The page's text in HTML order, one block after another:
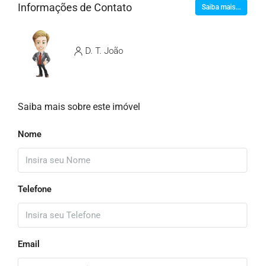
Informações de Contato Saiba mais...
D. T. João
Saiba mais sobre este imóvel
Nome
Telefone
Email